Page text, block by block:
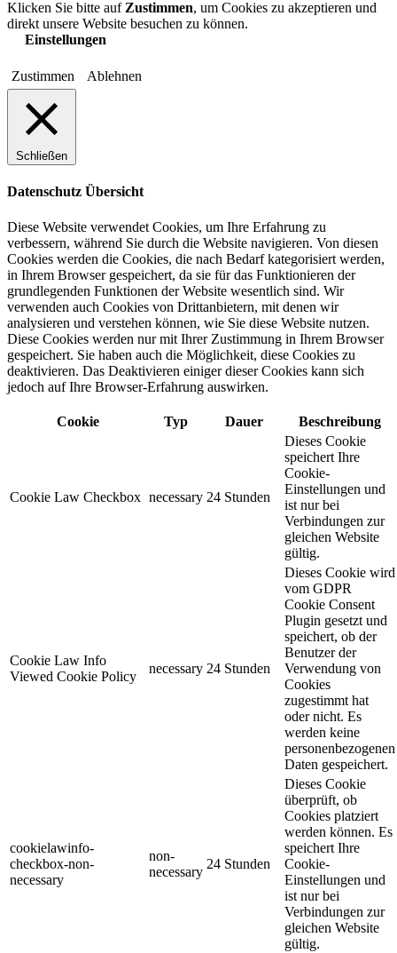
Klicken Sie bitte auf Zustimmen, um Cookies zu akzeptieren und
direkt unsere Website besuchen zu können.
Einstellungen
Zustimmen Ablehnen
Schließen
Datenschutz Übersicht
Diese Website verwendet Cookies, um Ihre Erfahrung zu
verbessern, während Sie durch die Website navigieren. Von diesen
Cookies werden die Cookies, die nach Bedarf kategorisiert werden,
in Ihrem Browser gespeichert, da sie für das Funktionieren der
grundlegenden Funktionen der Website wesentlich sind. Wir
verwenden auch Cookies von Drittanbietern, mit denen wir
analysieren und verstehen können, wie Sie diese Website nutzen.
Diese Cookies werden nur mit Ihrer Zustimmung in Ihrem Browser
gespeichert. Sie haben auch die Möglichkeit, diese Cookies zu
deaktivieren. Das Deaktivieren einiger dieser Cookies kann sich
jedoch auf Ihre Browser-Erfahrung auswirken.
Cookie Typ Dauer Beschreibung
Cookie Law Checkbox necessary 24 Stunden
Dieses Cookie
speichert Ihre
Cookie-
Einstellungen und
ist nur bei
Verbindungen zur
gleichen Website
gültig.
Cookie Law Info
Viewed Cookie Policy
necessary 24 Stunden
Dieses Cookie wird
vom GDPR
Cookie Consent
Plugin gesetzt und
speichert, ob der
Benutzer der
Verwendung von
Cookies
zugestimmt hat
oder nicht. Es
werden keine
personenbezogenen
Daten gespeichert.
cookielawinfo-
checkbox-non-
necessary
non-
necessary
24 Stunden
Dieses Cookie
überprüft, ob
Cookies platziert
werden können. Es
speichert Ihre
Cookie-
Einstellungen und
ist nur bei
Verbindungen zur
gleichen Website
gültig.